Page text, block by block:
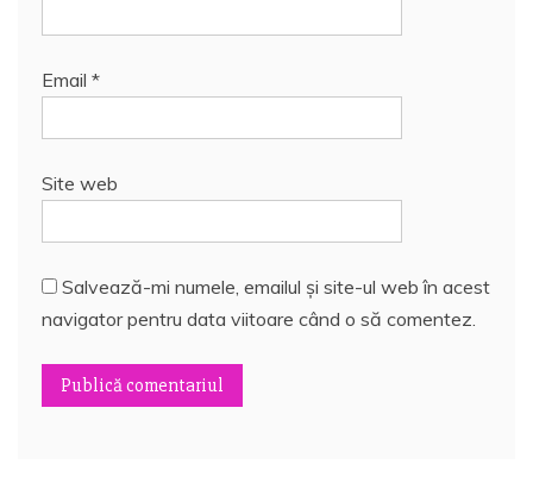
Email *
Site web
Salvează-mi numele, emailul și site-ul web în acest
navigator pentru data viitoare când o să comentez.